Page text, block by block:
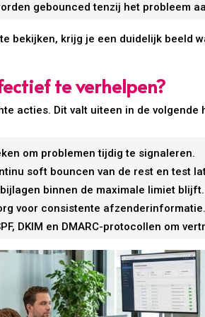
gebounced tenzij het probleem
bekijken, krijg je een duidelijk beeld
te verhelpen?
acties. Dit valt uiteen in de volgende
om problemen tijdig te signaleren.
soft bouncen van de rest en test
binnen de maximale limiet blijft.
voor consistente afzenderinformatie.
DKIM en DMARC-protocollen om